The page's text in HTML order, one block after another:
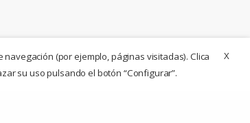
X
(por ejemplo, páginas visitadas). Clica
su uso pulsando el botón “Configurar”.